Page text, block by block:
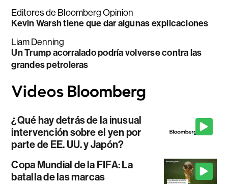
Editores de Bloomberg Opinion
Kevin Warsh tiene que dar algunas explicaciones
Liam Denning
Un Trump acorralado podría volverse contra las
grandes petroleras
¿Qué hay detrás de la inusual
intervención sobre el yen por
parte de EE. UU. y Japón?
Copa Mundial de la FIFA: La
batalla de las marcas